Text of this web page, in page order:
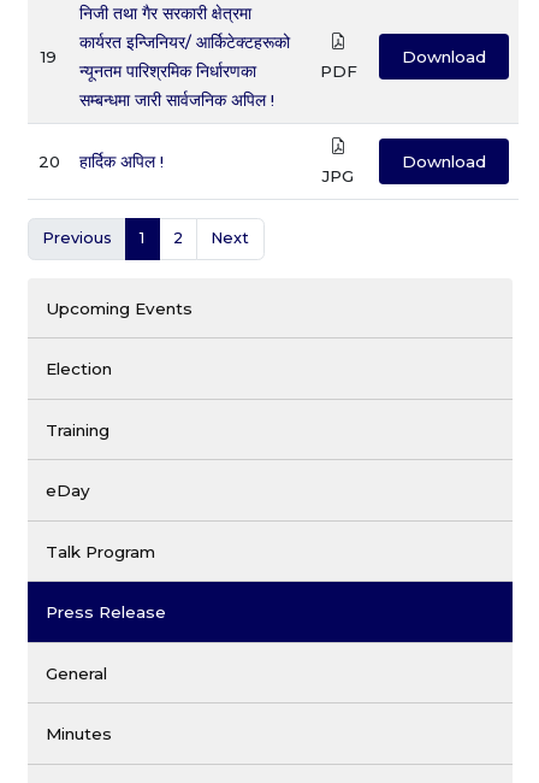
19
निजी तथा गैर सरकारी क्षेत्रमा
कार्यरत इन्जिनियर/ आर्किटेक्टहरूको
न्यूनतम पारिश्रमिक निर्धारणका
सम्बन्धमा जारी सार्वजनिक अपिल !
PDF
Download
20 हार्दिक अपिल !
JPG
Download
Previous 1 2 Next
Upcoming Events
Election
Training
eDay
Talk Program
Press Release
General
Minutes